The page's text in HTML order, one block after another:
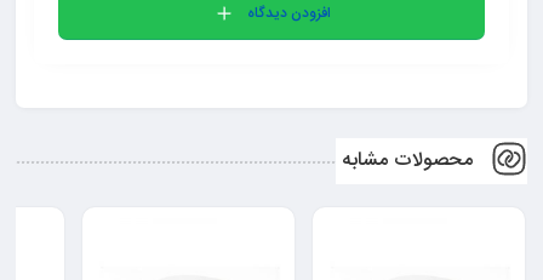
افزودن دیدگاه
محصولات مشابه